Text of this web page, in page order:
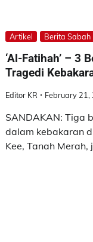
Artikel Berita Sabah
‘Al-Fatihah’ – 3
Tragedi
Editor KR February 21,
SANDAKAN: Tiga
dalam kebakaran
Kee, Tanah